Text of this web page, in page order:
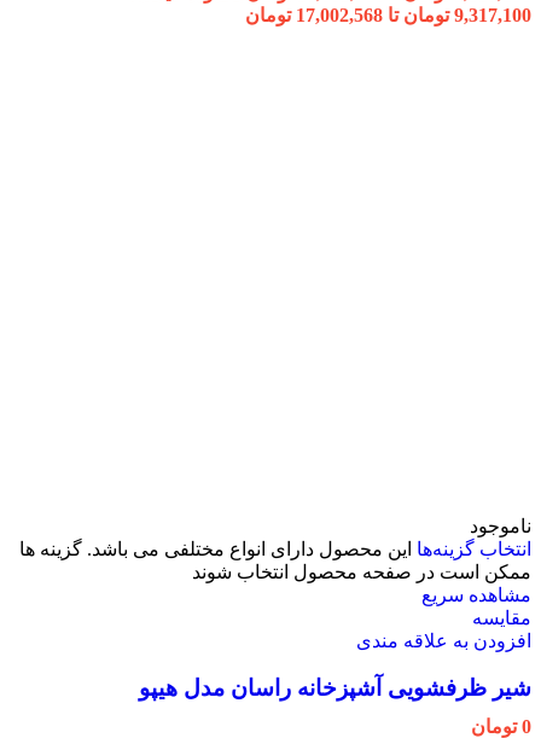
9,317,100 تومان تا 17,002,568 تومان
ناموجود
انتخاب گزینه‌ها این محصول دارای انواع مختلفی می باشد. گزینه ها
ممکن است در صفحه محصول انتخاب شوند
مشاهده سریع
مقایسه
افزودن به علاقه مندی
شیر ظرفشویی آشپزخانه راسان مدل هیپو
0 تومان